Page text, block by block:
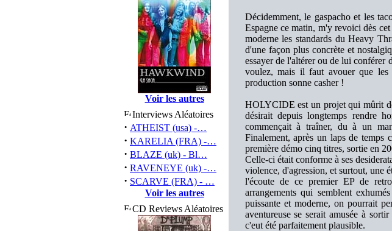
Voir les autres
Interviews Aléatoires
· ATHEIST (usa) -…
· KARELIA (FRA) -…
· BLAZE (uk) - Bl…
· RAVENEYE (uk) -…
· SCARVE (FRA) - …
Voir les autres
CD Reviews Aléatoires
Décidemment, le gaspacho et les
Espagne ce matin, m'y revoici dès
moderne les standards du Heavy
d'une façon plus concrète et
essayer de l'altérer ou de lui conférer
voulez, mais il faut avouer que
production sonne casher !
HOLYCIDE est un projet qui mûrit
désirait depuis longtemps rendre
commençait à traîner, du à un
Finalement, après un laps de
première démo cinq titres, sortie en
Celle-ci était conforme à ses
violence, d'agression, et surtout, une
l'écoute de ce premier EP de
arrangements qui semblent
puissante et moderne, on pourrait
aventureuse se serait amusée à
c'eut été parfaitement plausible.